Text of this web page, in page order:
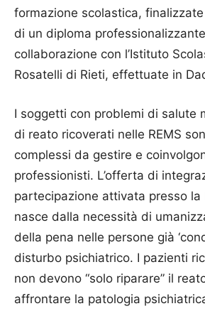
formazione scolastica, finalizzate
di un diploma
collaborazione con l’Istituto
Rosatelli di Rieti, effettuate in
I soggetti con problemi di salute
di reato ricoverati nelle REMS
complessi da gestire e
professionisti. L’offerta di
partecipazione attivata presso la
nasce dalla necessità di
della pena nelle persone già
disturbo psichiatrico. I pazienti
non devono “solo riparare” il
affrontare la patologia